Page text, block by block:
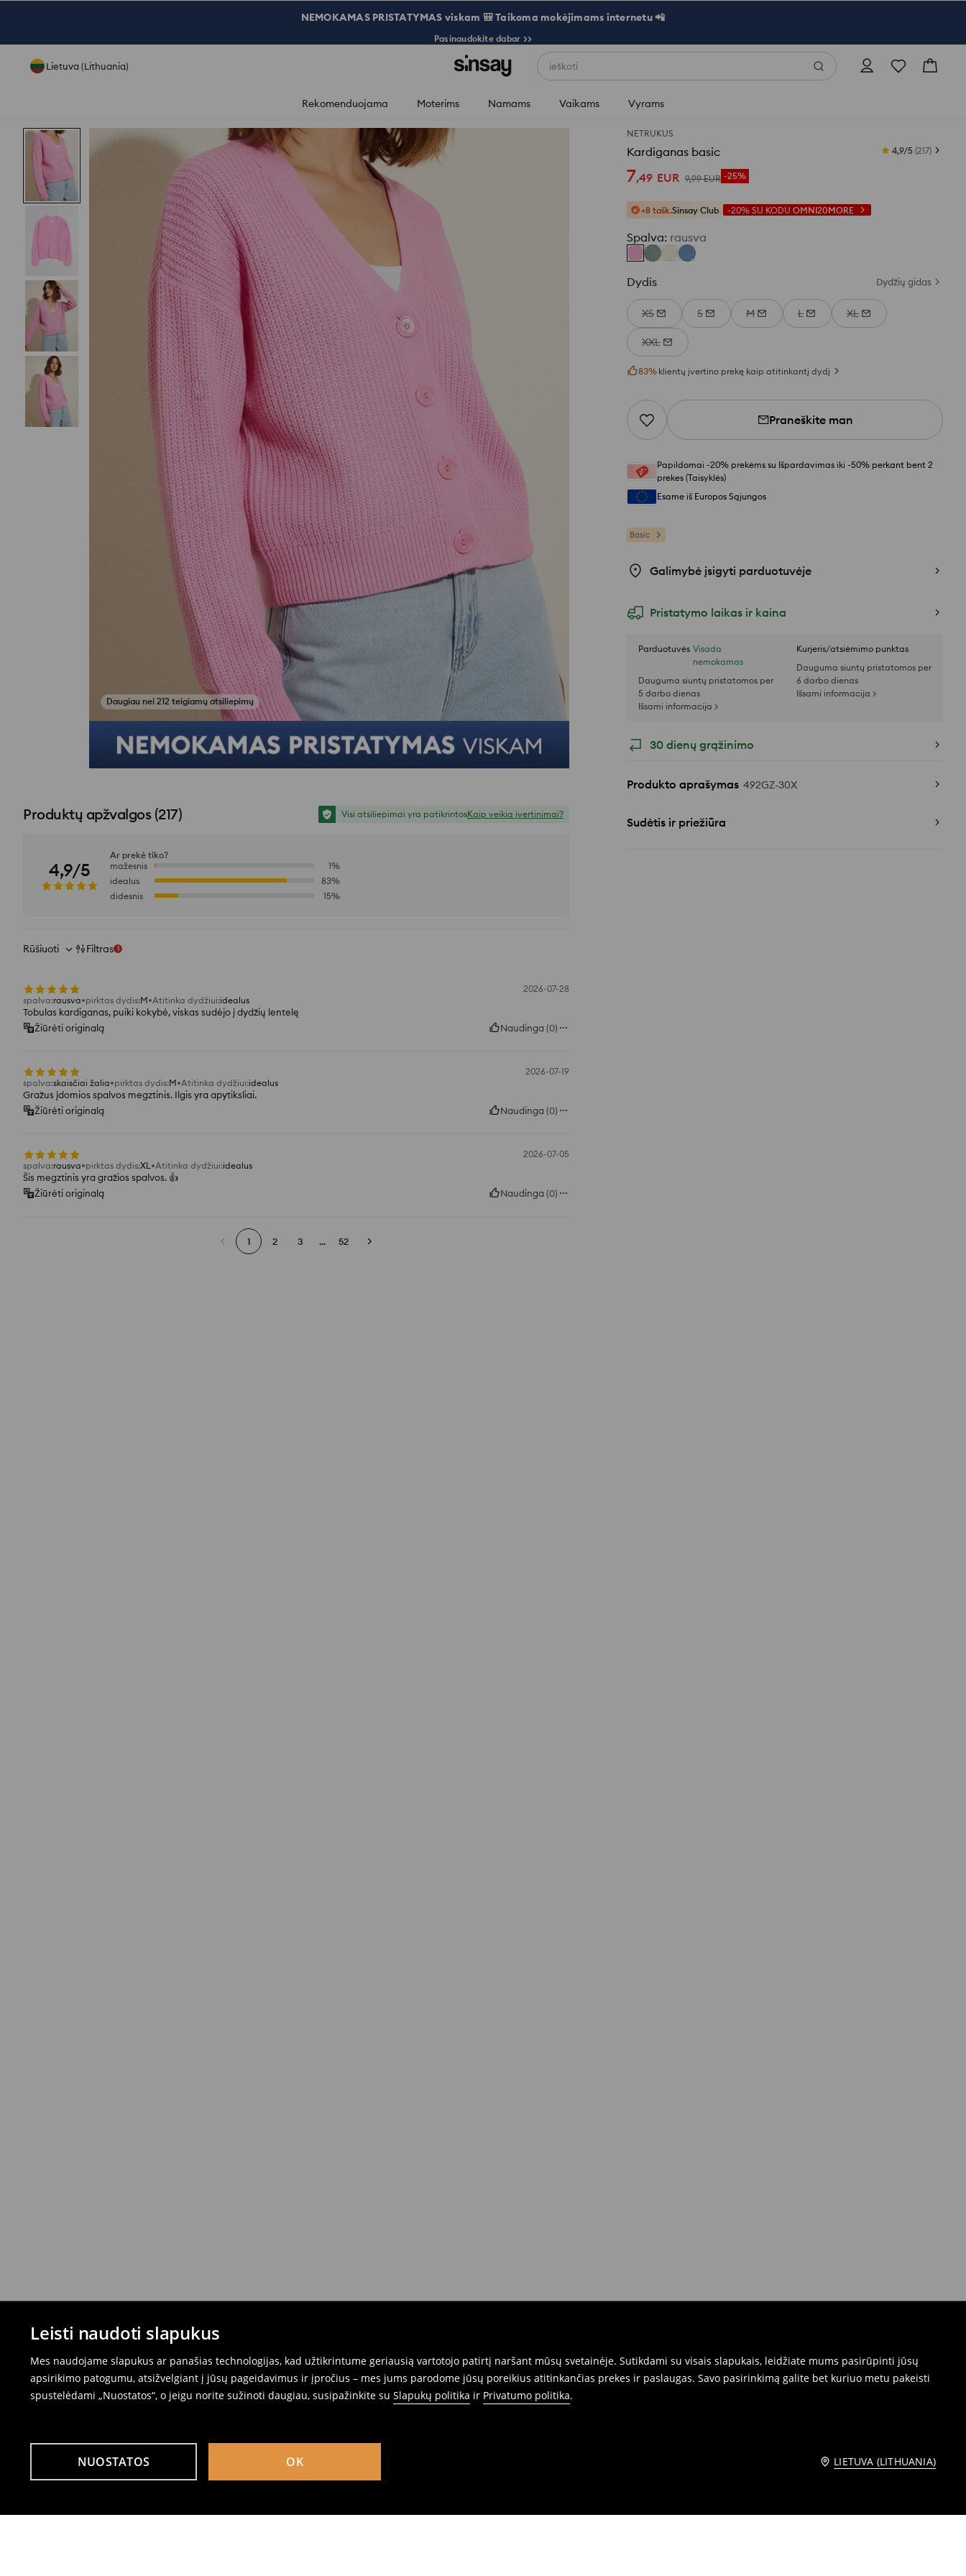
Leisti naudoti slapukus
Mes naudojame slapukus ar panašias technologijas, kad užtikrintume geriausią vartotojo patirtį naršant mūsų svetainėje. Sutikdami su visais slapukais, leidžiate mums pasirūpinti jūsų
apsirikimo patogumu, atsižvelgiant į jūsų pageidavimus ir įpročius – mes jums parodome jūsų poreikius atitinkančias prekes ir paslaugas. Savo pasirinkimą galite bet kuriuo metu pakeisti
spustelėdami „Nuostatos“, o jeigu norite sužinoti daugiau, susipažinkite su Slapukų politika ir Privatumo politika.
NUOSTATOS OK LIETUVA (LITHUANIA)
NEMOKAMAS PRISTATYMAS viskam 🎒 Taikoma mokėjimams internetu 📲
Pasinaudokite dabar >>
Lietuva (Lithuania) ieškoti
Rekomenduojama Moterims Namams Vaikams Vyrams
NETRUKUS
Kardiganas basic 4,9/5 (217)
7,49 EUR 9,99 EUR -25%
+8 tašk.Sinsay Club -20% SU KODU OMNI20MORE
Spalva: rausva
Dydis Dydžių gidas
XS S M L XL
XXL
83% klientų įvertino prekę kaip atitinkantį dydį
Praneškite man
Papildomai -20% prekėms su Išpardavimas iki -50% perkant bent 2
prekes (Taisyklės)
Esame iš Europos Sąjungos
Basic
Galimybė įsigyti parduotuvėje
Pristatymo laikas ir kaina
Parduotuvės Visada
nemokamas
Dauguma siuntų pristatomos per
5 darbo dienas
Išsami informacija >
Kurjeris/atsiėmimo punktas
Dauguma siuntų pristatomos per
6 darbo dienas
Išsami informacija >
30 dienų grąžinimo
Produkto aprašymas 492GZ-30X
Sudėtis ir priežiūra
Daugiau nei 212 teigiamų atsiliepimų
Žiūrėti atsiliepimų nuotraukas
Produktų apžvalgos(217) Visi atsiliepimai yra patikrintosKaip veikia įvertinimai?
4,9/5
Ar prekė tiko?
mažesnis
1%
idealus
83%
didesnis
15%
Rūšiuoti Filtras 1
2026-07-28
spalva:rausva pirktas dydis:M Atitinka dydžiui:idealus
Tobulas kardiganas, puiki kokybė, viskas sudėjo į dydžių lentelę
Žiūrėti originalą
Naudinga (0)
2026-07-19
spalva:skaisčiai žalia pirktas dydis:M Atitinka dydžiui:idealus
Gražus įdomios spalvos megztinis. Ilgis yra apytiksliai.
Žiūrėti originalą
Naudinga (0)
2026-07-05
spalva:rausva pirktas dydis:XL Atitinka dydžiui:idealus
Šis megztinis yra gražios spalvos. 👍️
Žiūrėti originalą
Naudinga (0)
1 2 3 ... 52